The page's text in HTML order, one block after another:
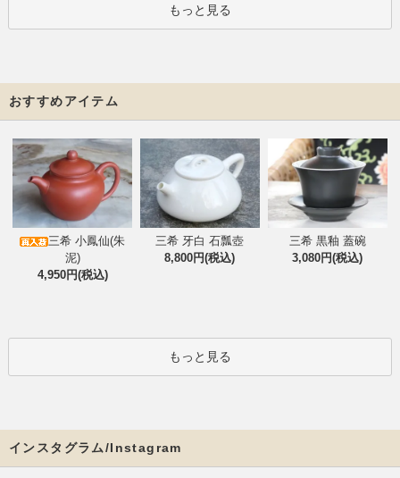
もっと見る
おすすめアイテム
三希 小鳳仙(朱
泥)
4,950円(税込)
三希 牙白 石瓢壺
8,800円(税込)
三希 黒釉 蓋碗
3,080円(税込)
もっと見る
インスタグラム/Instagram